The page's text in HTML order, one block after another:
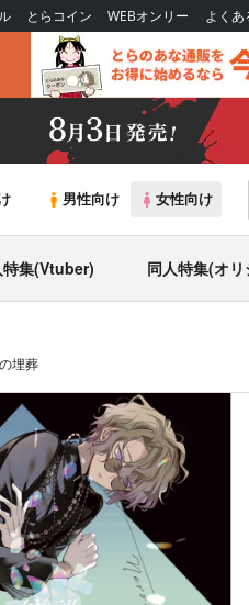
とらコイン WEBオンリー よくあ
男性向け 女性向け
特集(Vtuber) 同人特集(オリ
埋葬